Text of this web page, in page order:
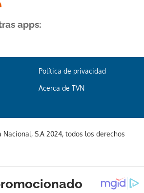
apps:
Política de privacidad
Acerca de TVN
S.A 2024, todos los derechos